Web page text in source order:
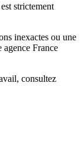
strictement
inexactes ou une
agence France
, consultez